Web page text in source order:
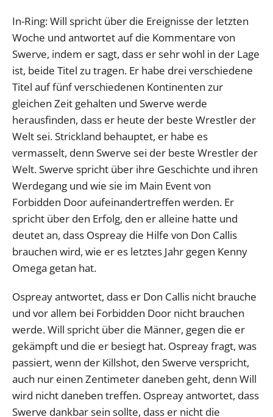
In-Ring: Will spricht über die Ereignisse der letzten
Woche und antwortet auf die Kommentare von
Swerve, indem er sagt, dass er sehr wohl in der Lage
ist, beide Titel zu tragen. Er habe drei verschiedene
Titel auf fünf verschiedenen Kontinenten zur
gleichen Zeit gehalten und Swerve werde
herausfinden, dass er heute der beste Wrestler der
Welt sei. Strickland behauptet, er habe es
vermasselt, denn Swerve sei der beste Wrestler der
Welt. Swerve spricht über ihre Geschichte und ihren
Werdegang und wie sie im Main Event von
Forbidden Door aufeinandertreffen werden. Er
spricht über den Erfolg, den er alleine hatte und
deutet an, dass Ospreay die Hilfe von Don Callis
brauchen wird, wie er es letztes Jahr gegen Kenny
Omega getan hat.
Ospreay antwortet, dass er Don Callis nicht brauche
und vor allem bei Forbidden Door nicht brauchen
werde. Will spricht über die Männer, gegen die er
gekämpft und die er besiegt hat. Ospreay fragt, was
passiert, wenn der Killshot, den Swerve verspricht,
auch nur einen Zentimeter daneben geht, denn Will
wird nicht daneben treffen. Ospreay antwortet, dass
Swerve dankbar sein sollte, dass er nicht die